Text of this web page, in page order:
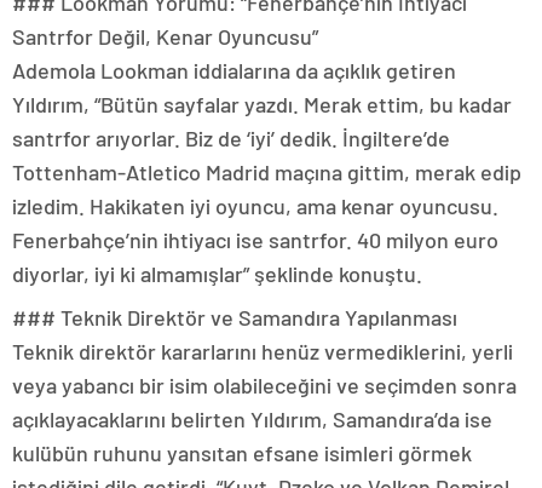
Santrfor Değil, Kenar Oyuncusu”
Ademola Lookman iddialarına da açıklık getiren
Yıldırım, “Bütün sayfalar yazdı. Merak ettim, bu kadar
santrfor arıyorlar. Biz de ‘iyi’ dedik. İngiltere’de
Tottenham-Atletico Madrid maçına gittim, merak edip
izledim. Hakikaten iyi oyuncu, ama kenar oyuncusu.
Fenerbahçe’nin ihtiyacı ise santrfor. 40 milyon euro
diyorlar, iyi ki almamışlar” şeklinde konuştu.
### Teknik Direktör ve Samandıra Yapılanması
Teknik direktör kararlarını henüz vermediklerini, yerli
veya yabancı bir isim olabileceğini ve seçimden sonra
açıklayacaklarını belirten Yıldırım, Samandıra’da ise
kulübün ruhunu yansıtan efsane isimleri görmek